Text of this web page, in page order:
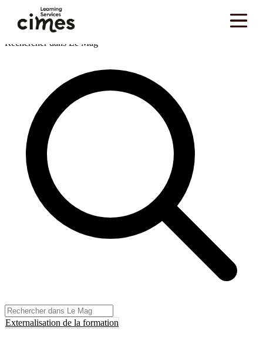
Skip to main content
Vous êtes ici :Accueil
Gestion de la
formation en grande entreprise : pourquoi le pilotage devient aussi important que le
contenu pédagogique
Rechercher dans Le Mag
Externalisation de la formation